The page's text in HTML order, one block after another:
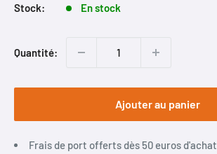
Stock: En stock
Quantité:
Ajouter au panier
Frais de port offerts dès 50 euros d'achat